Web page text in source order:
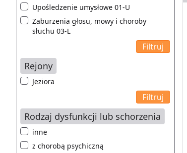
Upośledzenie umysłowe 01-U
Zaburzenia głosu, mowy i choroby
słuchu 03-L
Rejony
Jeziora
Rodzaj dysfunkcji lub schorzenia
inne
z chorobą psychiczną